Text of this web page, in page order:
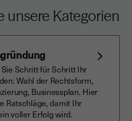
unsere Kategorien
Schritt für Schritt Ihr
Wahl der Rechtsform,
Businessplan. Hier
Ratschläge, damit Ihr
voller Erfolg wird.